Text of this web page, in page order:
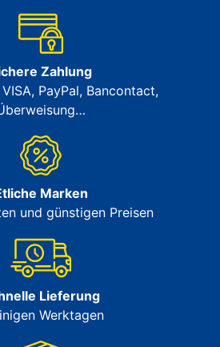
Zahlung
PayPal, Bancontact,
Marken
und günstigen Preisen
Lieferung
Werktagen